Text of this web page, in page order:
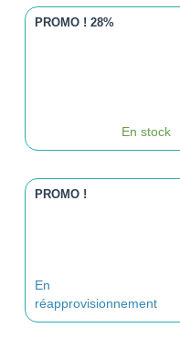
PROMO ! 28%
En stock
PROMO !
En
réapprovisionnement